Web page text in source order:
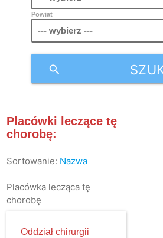
Powiat
search
Placówki leczące tę
chorobę:
Sortowanie: Nazwa
Placówka lecząca tę
chorobę
Oddział chirurgii